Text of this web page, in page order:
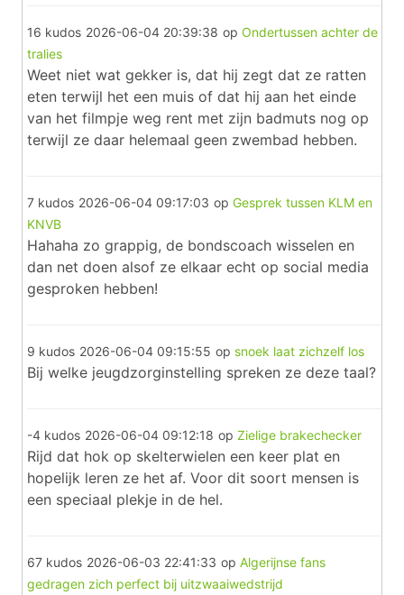
16 kudos 2026-06-04 20:39:38 op Ondertussen achter de
tralies
Weet niet wat gekker is, dat hij zegt dat ze ratten
eten terwijl het een muis of dat hij aan het einde
van het filmpje weg rent met zijn badmuts nog op
terwijl ze daar helemaal geen zwembad hebben.
7 kudos 2026-06-04 09:17:03 op Gesprek tussen KLM en
KNVB
Hahaha zo grappig, de bondscoach wisselen en
dan net doen alsof ze elkaar echt op social media
gesproken hebben!
9 kudos 2026-06-04 09:15:55 op snoek laat zichzelf los
Bij welke jeugdzorginstelling spreken ze deze taal?
-4 kudos 2026-06-04 09:12:18 op Zielige brakechecker
Rijd dat hok op skelterwielen een keer plat en
hopelijk leren ze het af. Voor dit soort mensen is
een speciaal plekje in de hel.
67 kudos 2026-06-03 22:41:33 op Algerijnse fans
gedragen zich perfect bij uitzwaaiwedstrijd